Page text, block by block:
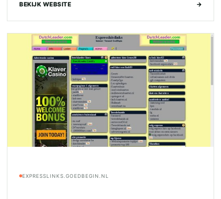
BEKIJK WEBSITE →
EXPRESSLINKS.GOEDBEGIN.NL